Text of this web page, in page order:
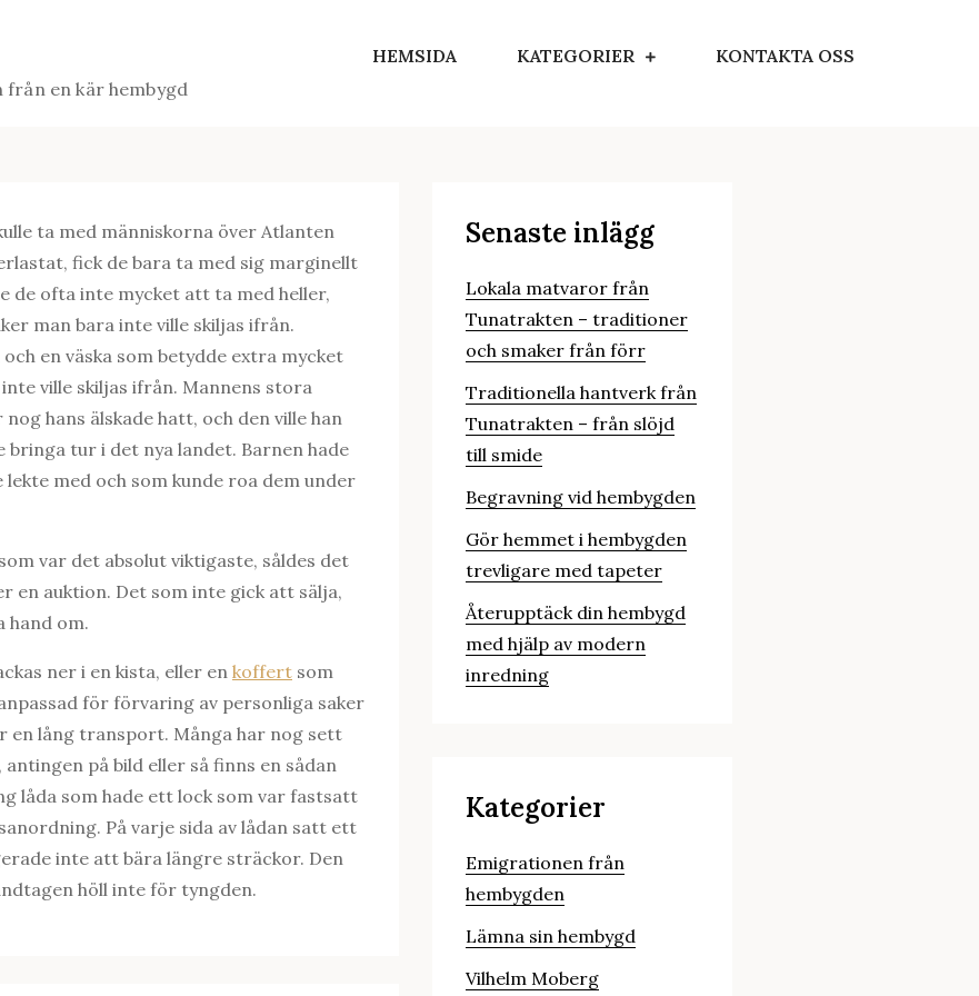
en kär hembygd
HEMSIDA KATEGORIER KONTAKTA OSS
ta med människorna över Atlanten
fick de bara ta med sig marginellt
de ofta inte mycket att ta med heller,
man bara inte ville skiljas ifrån.
och en väska som betydde extra mycket
ville skiljas ifrån. Mannens stora
hans älskade hatt, och den ville han
bringa tur i det nya landet. Barnen hade
med och som kunde roa dem under
var det absolut viktigaste, såldes det
en auktion. Det som inte gick att sälja,
hand om.
ner i en kista, eller en koffert som
för förvaring av personliga saker
en lång transport. Många har nog sett
på bild eller så finns en sådan
låda som hade ett lock som var fastsatt
På varje sida av lådan satt ett
inte att bära längre sträckor. Den
höll inte för tyngden.
Senaste inlägg
Lokala matvaror från
Tunatrakten – traditioner
och smaker från förr
Traditionella hantverk från
Tunatrakten – från slöjd
till smide
Begravning vid hembygden
Gör hemmet i hembygden
trevligare med tapeter
Återupptäck din hembygd
med hjälp av modern
inredning
Kategorier
Emigrationen från
hembygden
Lämna sin hembygd
Vilhelm Moberg